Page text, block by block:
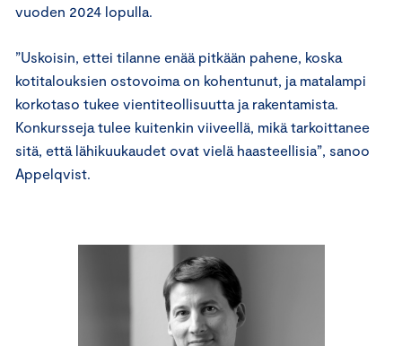
vuoden 2024 lopulla.
”Uskoisin, ettei tilanne enää pitkään pahene, koska
kotitalouksien ostovoima on kohentunut, ja matalampi
korkotaso tukee vientiteollisuutta ja rakentamista.
Konkursseja tulee kuitenkin viiveellä, mikä tarkoittanee
sitä, että lähikuukaudet ovat vielä haasteellisia”, sanoo
Appelqvist.